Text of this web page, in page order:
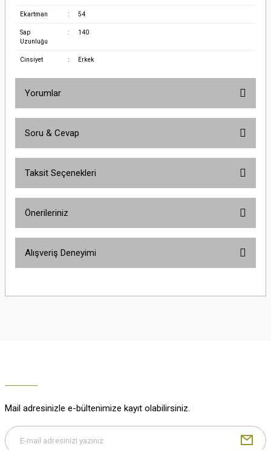
Ekartman : 54
Sap
Uzunluğu
: 140
Cinsiyet : Erkek
Yorumlar
Soru & Cevap
Taksit Seçenekleri
Önerileriniz
yetersiz gördüğünüz noktaları öneri formunu kullanarak tarafımıza
Alışveriş Deneyimi
M... K... | 29/12/2025
Mail adresinizle e-bültenimize kayıt olabilirsiniz.